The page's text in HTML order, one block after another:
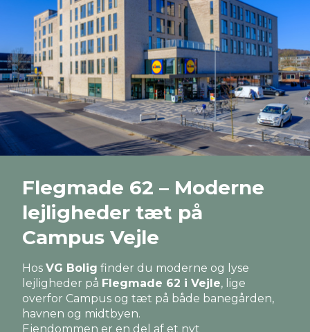
Flegmade 62 – Moderne
lejligheder tæt på
Campus Vejle
Hos VG Bolig finder du moderne og lyse
lejligheder på Flegmade 62 i Vejle, lige
overfor Campus og tæt på både banegården,
havnen og midtbyen.
Ejendommen er en del af et nyt